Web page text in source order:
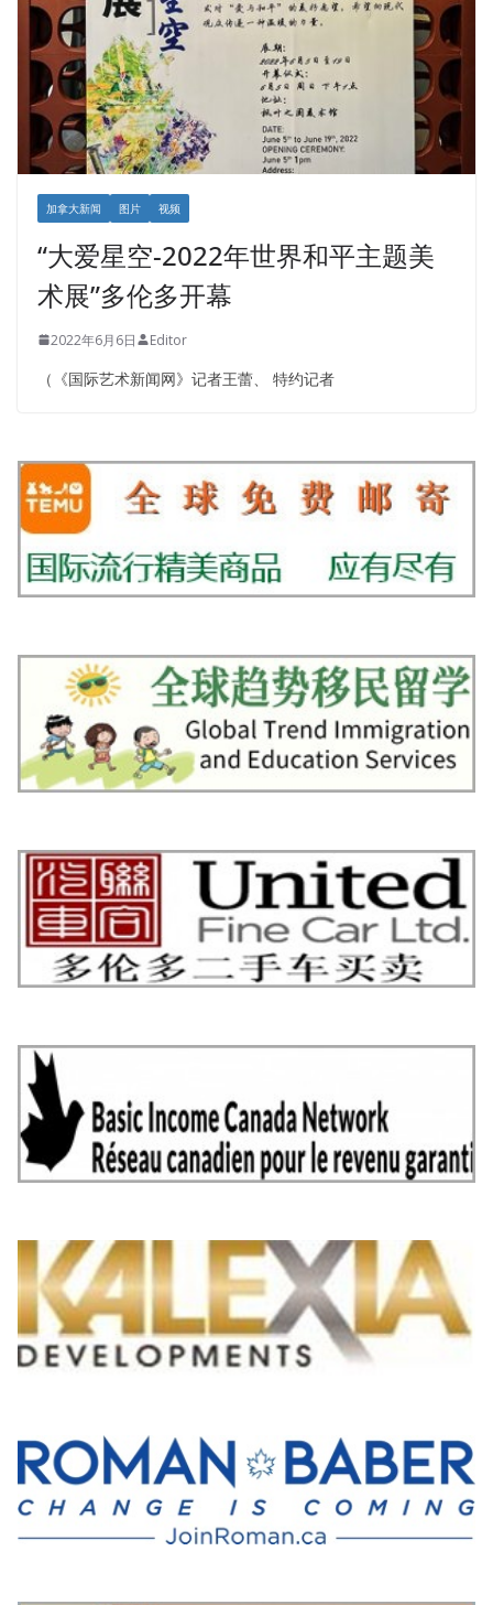
加拿大新闻 图片 视频
“大爱星空-2022年世界和平主题美
术展”多伦多开幕
2022年6月6日 Editor
（《国际艺术新闻网》记者王蕾、 特约记者